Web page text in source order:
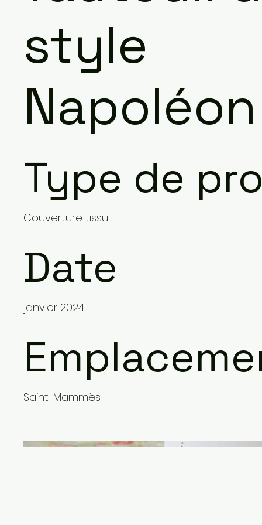
style
Napoléon
Type de
Couverture tissu
Date
janvier 2024
Saint-Mammès